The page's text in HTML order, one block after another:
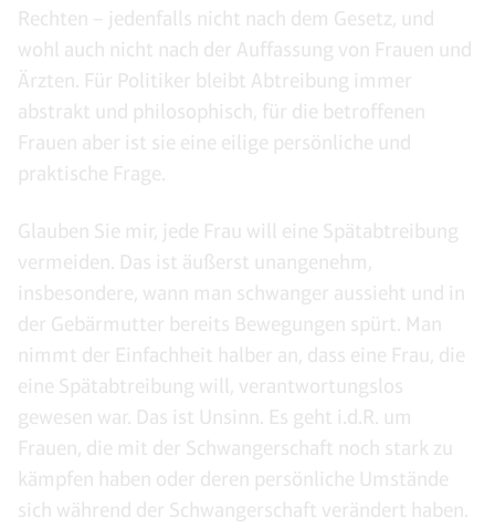
Rechten – jedenfalls nicht nach dem Gesetz, und
wohl auch nicht nach der Auffassung von Frauen und
Ärzten. Für Politiker bleibt Abtreibung immer
abstrakt und philosophisch, für die betroffenen
Frauen aber ist sie eine eilige persönliche und
praktische Frage.
Glauben Sie mir, jede Frau will eine Spätabtreibung
vermeiden. Das ist äußerst unangenehm,
insbesondere, wann man schwanger aussieht und in
der Gebärmutter bereits Bewegungen spürt. Man
nimmt der Einfachheit halber an, dass eine Frau, die
eine Spätabtreibung will, verantwortungslos
gewesen war. Das ist Unsinn. Es geht i.d.R. um
Frauen, die mit der Schwangerschaft noch stark zu
kämpfen haben oder deren persönliche Umstände
sich während der Schwangerschaft verändert haben.